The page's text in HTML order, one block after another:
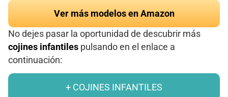
Ver más modelos en Amazon
No dejes pasar la oportunidad de descubrir más
cojines infantiles pulsando en el enlace a
continuación:
+ COJINES INFANTILES